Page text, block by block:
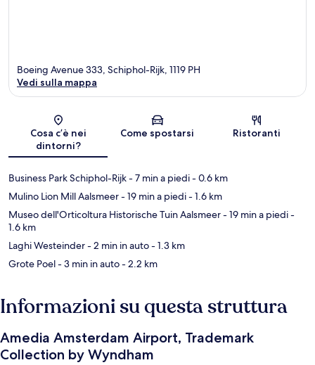
Mappa
Boeing Avenue 333, Schiphol-Rijk, 1119 PH
Vedi sulla mappa
Cosa c’è nei
dintorni?
Come spostarsi Ristoranti
Business Park Schiphol-Rijk- 7 min a piedi- 0.6 km
Mulino Lion Mill Aalsmeer- 19 min a piedi- 1.6 km
Museo dell'Orticoltura Historische Tuin Aalsmeer- 19 min a piedi-
1.6 km
Laghi Westeinder- 2 min in auto- 1.3 km
Grote Poel- 3 min in auto- 2.2 km
Informazioni su questa struttura
Amedia Amsterdam Airport, Trademark
Collection by Wyndham